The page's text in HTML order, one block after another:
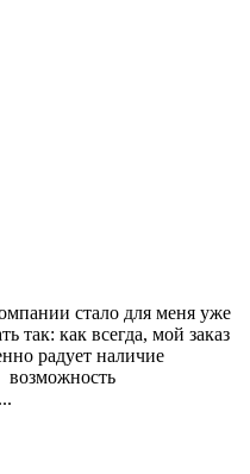
стало для меня уже
так: как всегда, мой заказ
радует наличие
возможность